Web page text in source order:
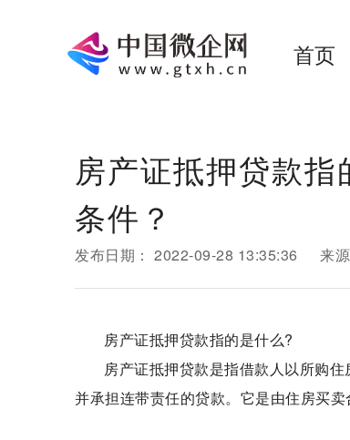
首页
房产证抵押贷款
条件？
发布日期： 2022-09-28 13:35:36 来源
房产证抵押贷款指的是什么?
房产证抵押贷款是指借款人以所购
并承担连带责任的贷款。它是由住房买